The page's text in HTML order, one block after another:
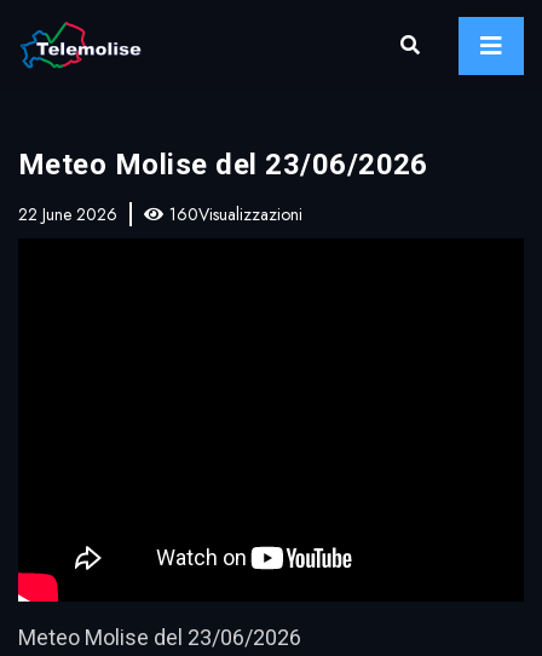
Meteo Molise del 23/06/2026
22 June 2026 160Visualizzazioni
Meteo Molise del 23/06/2026